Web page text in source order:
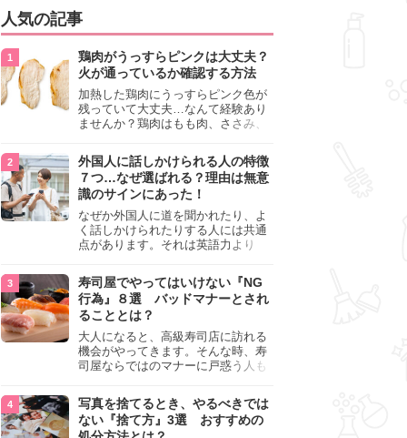
人気の記事
鶏肉がうっすらピンクは大丈夫？
火が通っているか確認する方法
加熱した鶏肉にうっすらピンク色が
残っていて大丈夫…なんて経験あり
ませんか？鶏肉はもも肉、ささみ、
わいが異なり、いろいろと楽しめる
料理ですが、鶏肉は加熱した後でも
うっすらピンク色の部分が大丈夫な
のと気になるときがあります。この
記事では生焼けか火が通っているの
かを確認する方法や、鶏肉を調理す
るときの注意点を紹介しますので、
参考にしてみてくださいね。
外国人に話しかけられる人の特徴
７つ…なぜ選ばれる？理由は無意
識のサインにあった！
なぜか外国人に道を聞かれたり、よ
く話しかけられたりする人には共通
点があります。それは英語力より
けても大丈夫」というサインが関係
しています。よく選ばれる人の特徴
や、英語が苦手でも焦らない対処
法、自分を守るための注意点を詳し
く解説します。
寿司屋でやってはいけない『NG
行為』８選 バッドマナーとされ
ることとは？
大人になると、高級寿司店に訪れる
機会がやってきます。そんな時、寿
司屋ならではのマナーに戸惑う人も
らためて寿司屋でやってはいけない
『NG行為』をチェックしましょう。
写真を捨てるとき、やるべきでは
ない『捨て方』3選 おすすめの